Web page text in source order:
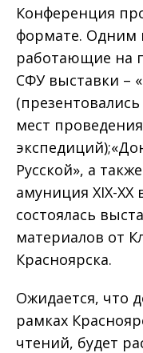
Конференция
формате. Одним
работающие на
СФУ выставки –
мест
Русской», а
амуниция XIX-XX
состоялась
материалов от
Красноярска.
Ожидается, что
рамках
чтений, будет